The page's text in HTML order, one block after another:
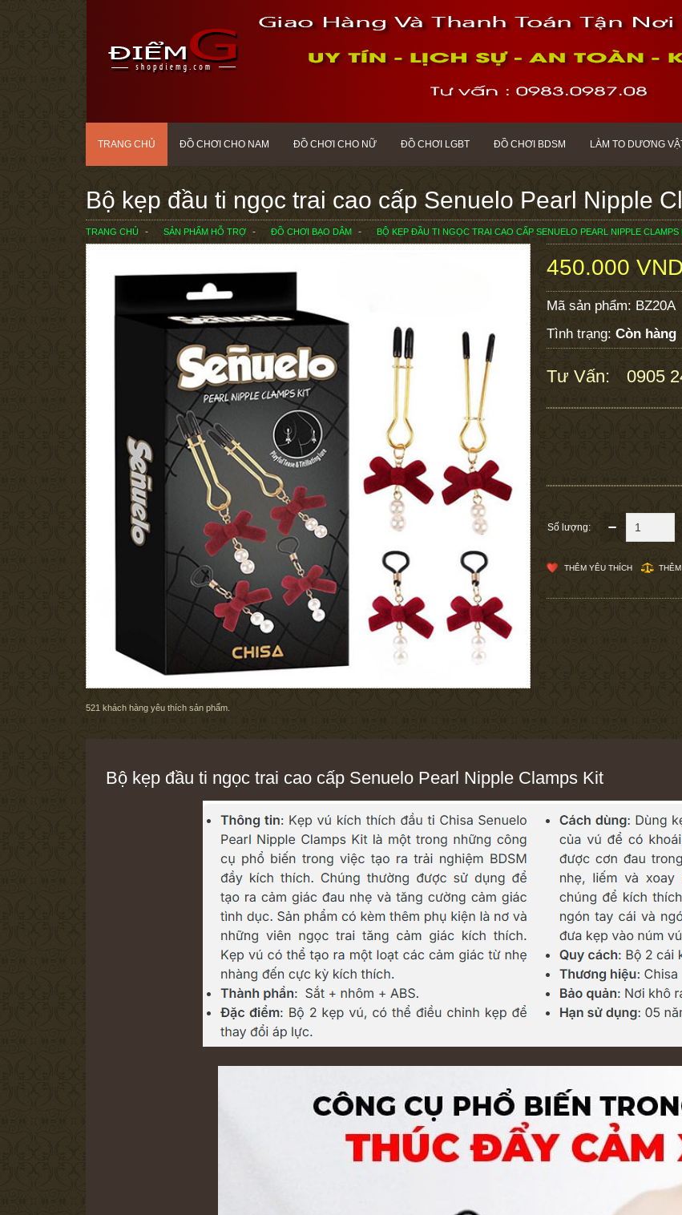
TRANG CHỦ ĐỒ CHƠI CHO NAM ĐỒ CHƠI CHO NỮ ĐỒ CHƠI LGBT ĐỒ CHƠI BDSM LÀM TO DƯƠNG
Bộ kẹp đầu ti ngọc trai cao cấp Senuelo Pearl Nipple
TRANG CHỦ SẢN PHẨM HỖ TRỢ ĐỒ CHƠI BẠO DÂM BỘ KẸP ĐẦU TI NGỌC TRAI CAO CẤP SENUELO PEARL NIPPLE CLAMPS
521 khách hàng yêu thích sản phẩm.
450.000 VND
Mã sản phẩm: BZ20A
Tình trạng: Còn hàng
Tư Vấn: 0905
Số lượng:
THÊM YÊU THÍCH
Bộ kẹp đầu ti ngọc trai cao cấp Senuelo Pearl Nipple Clamps Kit